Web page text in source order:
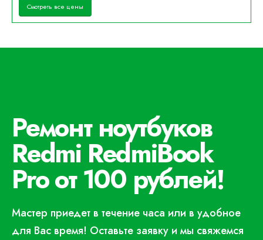
Смотреть все цены
Ремонт ноутбуков
Redmi RedmiBook
Pro от 100 рублей!
Мастер приедет в течение часа или в удобное
для Вас время! Оставьте заявку и мы свяжемся